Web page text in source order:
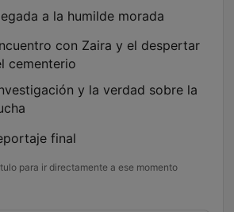
a la humilde morada
con Zaira y el despertar
cementerio
y la verdad sobre la
final
para ir directamente a ese momento